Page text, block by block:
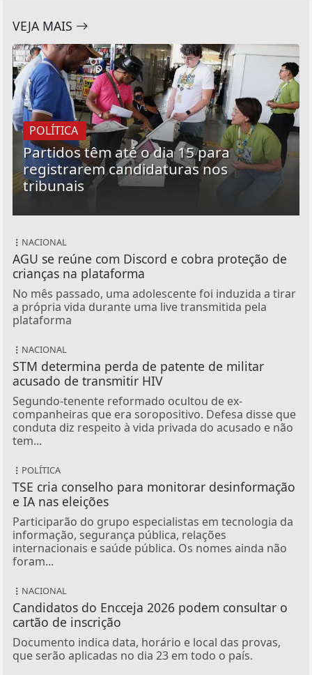
VEJA MAIS
POLÍTICA
Partidos têm até o dia 15 para
registrarem candidaturas nos
tribunais
NACIONAL
AGU se reúne com Discord e cobra proteção de
crianças na plataforma
No mês passado, uma adolescente foi induzida a tirar
a própria vida durante uma live transmitida pela
plataforma
NACIONAL
STM determina perda de patente de militar
acusado de transmitir HIV
Segundo-tenente reformado ocultou de ex-
companheiras que era soropositivo. Defesa disse que
conduta diz respeito à vida privada do acusado e não
tem...
POLÍTICA
TSE cria conselho para monitorar desinformação
e IA nas eleições
Participarão do grupo especialistas em tecnologia da
informação, segurança pública, relações
internacionais e saúde pública. Os nomes ainda não
foram...
NACIONAL
Candidatos do Encceja 2026 podem consultar o
cartão de inscrição
Documento indica data, horário e local das provas,
que serão aplicadas no dia 23 em todo o país.